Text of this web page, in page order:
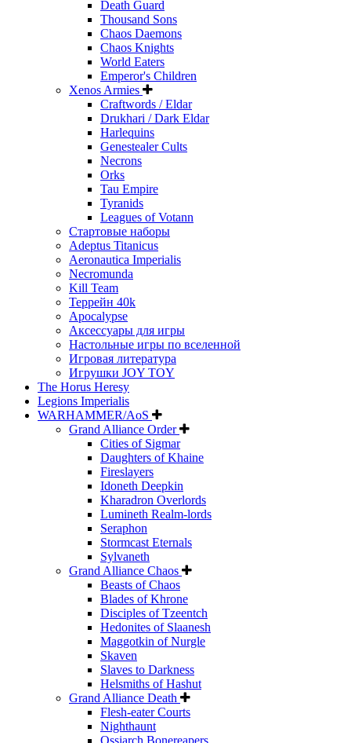
Death Guard
Thousand Sons
Chaos Daemons
Chaos Knights
World Eaters
Emperor's Children
Xenos Armies
Craftwords / Eldar
Drukhari / Dark Eldar
Harlequins
Genestealer Cults
Necrons
Orks
Tau Empire
Tyranids
Leagues of Votann
Стартовые наборы
Adeptus Titanicus
Aeronautica Imperialis
Necromunda
Kill Team
Террейн 40k
Apocalypse
Аксессуары для игры
Настольные игры по вселенной
Игровая литература
Игрушки JOY TOY
The Horus Heresy
Legions Imperialis
WARHAMMER/AoS
Grand Alliance Order
Cities of Sigmar
Daughters of Khaine
Fireslayers
Idoneth Deepkin
Kharadron Overlords
Lumineth Realm-lords
Seraphon
Stormcast Eternals
Sylvaneth
Grand Alliance Chaos
Beasts of Chaos
Blades of Khrone
Disciples of Tzeentch
Hedonites of Slaanesh
Maggotkin of Nurgle
Skaven
Slaves to Darkness
Helsmiths of Hashut
Grand Alliance Death
Flesh-eater Courts
Nighthaunt
Ossiarch Bonereapers